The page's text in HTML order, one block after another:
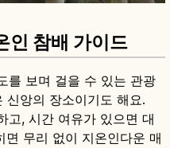
인 참배 가이드
를 보며 걸을 수 있는 관광
신앙의 장소이기도 해요.
고, 시간 여유가 있으면 대
면 무리 없이 지온인다운 매